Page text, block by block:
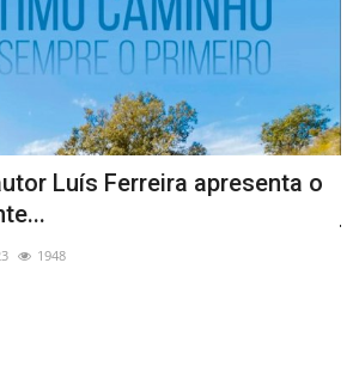
Luís Ferreira apresenta o
1948